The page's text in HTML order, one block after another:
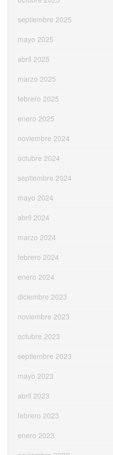
septiembre 2025
mayo 2025
abril 2025
marzo 2025
febrero 2025
enero 2025
noviembre 2024
octubre 2024
septiembre 2024
mayo 2024
abril 2024
marzo 2024
febrero 2024
enero 2024
diciembre 2023
noviembre 2023
octubre 2023
septiembre 2023
mayo 2023
abril 2023
febrero 2023
enero 2023